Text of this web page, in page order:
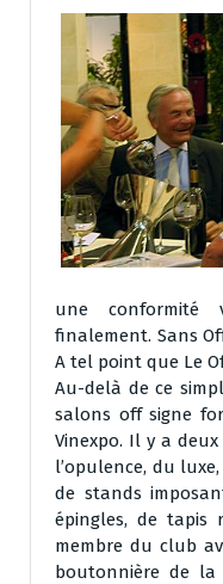
une conformité
finalement. Sans
A tel point que Le
Au-delà de ce
salons off signe
Vinexpo. Il y a
l’opulence, du
de stands
épingles, de tapis
membre du club
boutonnière de